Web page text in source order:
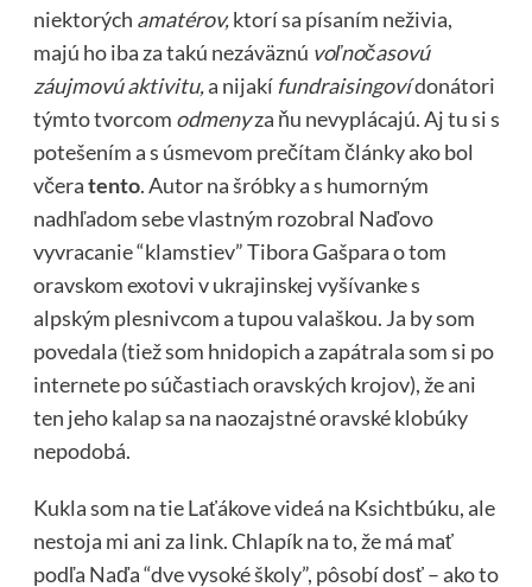
niektorých amatérov,ktorí sa písaním neživia,
majú ho iba za takú nezáväznú voľnočasovú
záujmovú aktivitu,a nijakí fundraisingovídonátori
týmto tvorcom odmenyza ňu nevyplácajú. Aj tu si s
potešením a s úsmevom prečítam články ako bol
včeratento. Autor na šróbky a s humorným
nadhľadom sebe vlastným rozobral Naďovo
vyvracanie “klamstiev” Tibora Gašpara o tom
oravskom exotovi v ukrajinskej vyšívanke s
alpským plesnivcom a tupou valaškou. Ja by som
povedala (tiež som hnidopich a zapátrala som si po
internete po súčastiach oravských krojov), že ani
ten jehokalapsa na naozajstné oravské klobúky
nepodobá.
Kukla som na tie Laťákove videá na Ksichtbúku, ale
nestoja mi ani za link. Chlapík na to, že má mať
podľa Naďa “dve vysoké školy”, pôsobí dosť – ako to